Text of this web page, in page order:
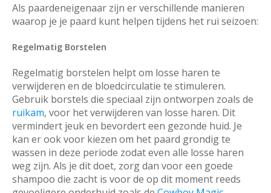
Als paardeneigenaar zijn er verschillende manieren
waarop je je paard kunt helpen tijdens het rui seizoen:
Regelmatig Borstelen
Regelmatig borstelen helpt om losse haren te
verwijderen en de bloedcirculatie te stimuleren.
Gebruik borstels die speciaal zijn ontworpen zoals de
ruikam, voor het verwijderen van losse haren. Dit
vermindert jeuk en bevordert een gezonde huid. Je
kan er ook voor kiezen om het paard grondig te
wassen in deze periode zodat even alle losse haren
weg zijn. Als je dit doet, zorg dan voor een goede
shampoo die zacht is voor de op dit moment reeds